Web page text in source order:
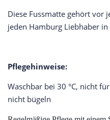
Diese Fussmatte gehört vor
jeden Hamburg Liebhaber in
Pflegehinweise:
Waschbar bei 30 °C, nicht
nicht bügeln